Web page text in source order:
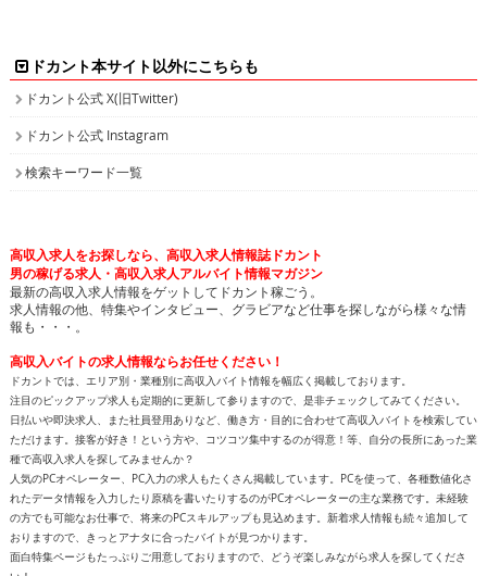
ドカント本サイト以外にこちらも
ドカント公式 X(旧Twitter)
ドカント公式 Instagram
検索キーワード一覧
高収入求人をお探しなら、高収入求人情報誌ドカント
男の稼げる求人・高収入求人アルバイト情報マガジン
最新の高収入求人情報をゲットしてドカント稼ごう。
求人情報の他、特集やインタビュー、グラビアなど仕事を探しながら様々な情
報も・・・。
高収入バイトの求人情報ならお任せください！
ドカントでは、エリア別・業種別に高収入バイト情報を幅広く掲載しております。
注目のピックアップ求人も定期的に更新して参りますので、是非チェックしてみてください。
日払いや即決求人、また社員登用ありなど、働き方・目的に合わせて高収入バイトを検索してい
ただけます。接客が好き！という方や、コツコツ集中するのが得意！等、自分の長所にあった業
種で高収入求人を探してみませんか？
人気のPCオペレーター、PC入力の求人もたくさん掲載しています。PCを使って、各種数値化さ
れたデータ情報を入力したり原稿を書いたりするのがPCオペレーターの主な業務です。未経験
の方でも可能なお仕事で、将来のPCスキルアップも見込めます。新着求人情報も続々追加して
おりますので、きっとアナタに合ったバイトが見つかります。
面白特集ページもたっぷりご用意しておりますので、どうぞ楽しみながら求人を探してくださ